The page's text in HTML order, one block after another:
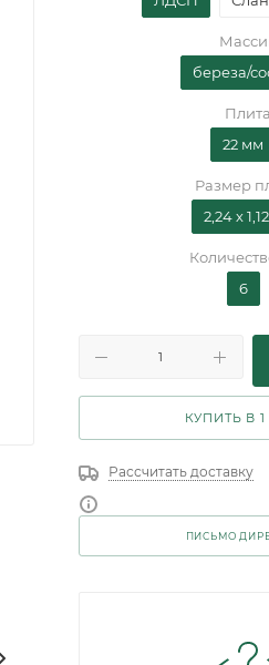
береза/
Плита
22 мм
Размер
2,24 х
6
КУПИТЬ В
Рассчитать доставку
ПИСЬМО